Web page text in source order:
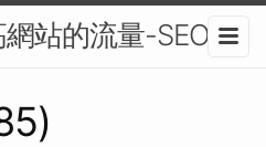
站的流量-SEO